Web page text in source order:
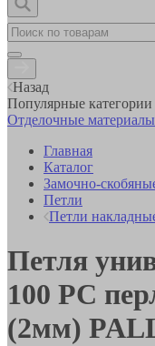
Назад
Популярные категории
Отделочные материалы
Главная
Каталог
Замочно-
Петли
Петли
Петля
100 PC
(2мм)